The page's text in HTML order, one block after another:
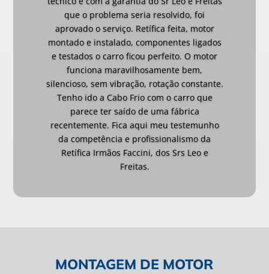
que o problema seria resolvido, foi
aprovado o serviço. Retífica feita, motor
montado e instalado, componentes ligados
e testados o carro ficou perfeito. O motor
funciona maravilhosamente bem,
silencioso, sem vibração, rotação constante.
Tenho ido a Cabo Frio com o carro que
parece ter saído de uma fábrica
recentemente. Fica aqui meu testemunho
da competência e profissionalismo da
Retífica Irmãos Faccini, dos Srs Leo e
Freitas.
MONTAGEM DE MOTOR